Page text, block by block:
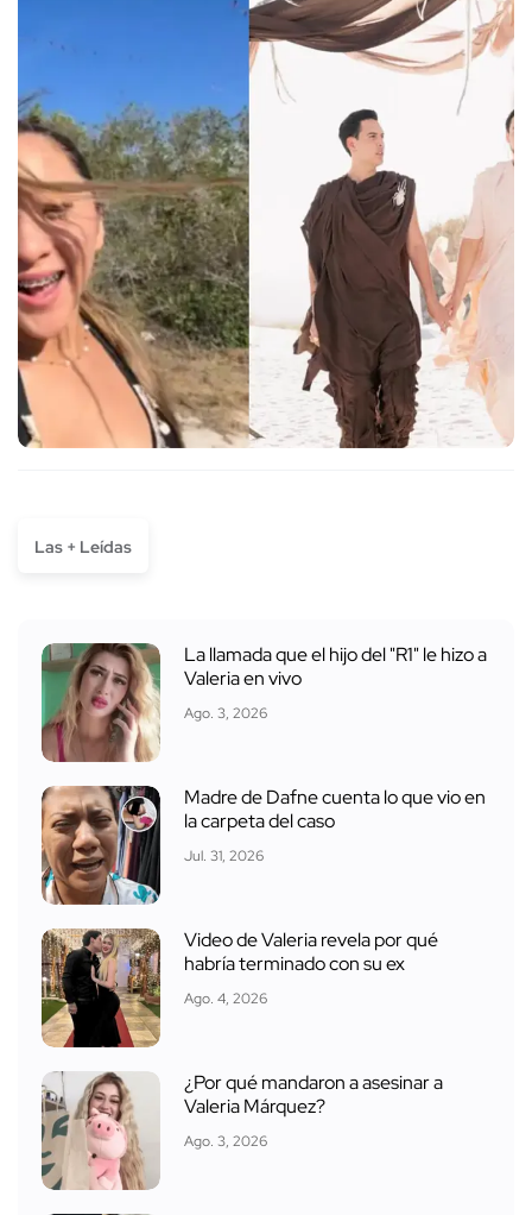
Las + Leídas
La llamada que el hijo del "R1" le hizo a
Valeria en vivo
Ago. 3, 2026
Madre de Dafne cuenta lo que vio en
la carpeta del caso
Jul. 31, 2026
Video de Valeria revela por qué
habría terminado con su ex
Ago. 4, 2026
¿Por qué mandaron a asesinar a
Valeria Márquez?
Ago. 3, 2026